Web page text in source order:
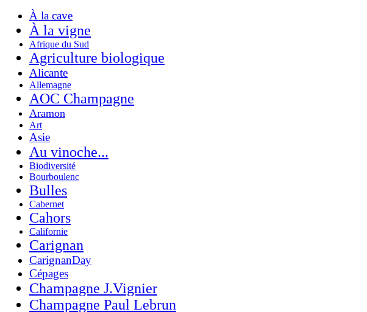
À la cave
À la vigne
Afrique du Sud
Agriculture biologique
Alicante
Allemagne
AOC Champagne
Aramon
Art
Asie
Au vinoche...
Biodiversité
Bourboulenc
Bulles
Cabernet
Cahors
Californie
Carignan
CarignanDay
Cépages
Champagne J.Vignier
Champagne Paul Lebrun